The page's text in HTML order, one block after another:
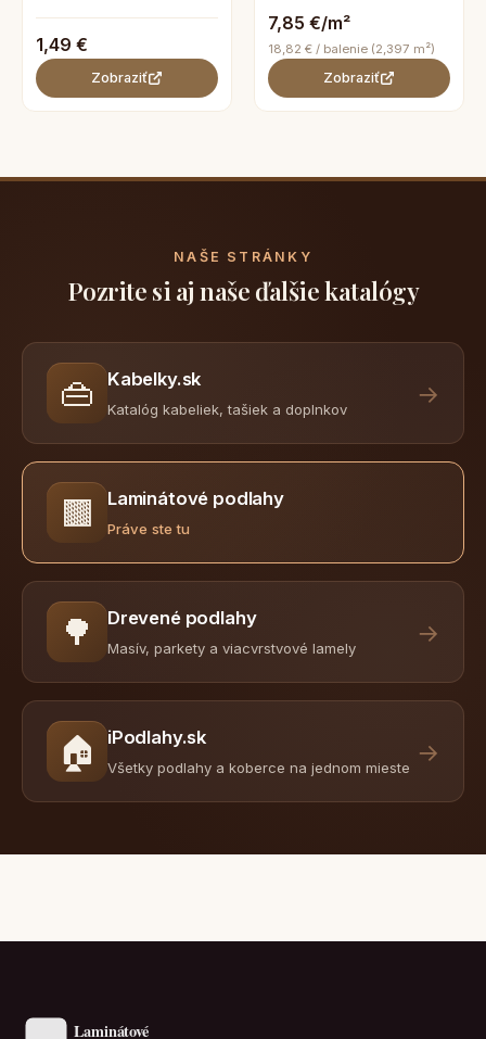
1,49 €
Zobraziť
7,85 €/m²
18,82 € / balenie (2,397 m²)
Zobraziť
NAŠE STRÁNKY
Pozrite si aj naše ďalšie katalógy
👜 Kabelky.sk
Katalóg kabeliek, tašiek a doplnkov
→
🟫 Laminátové podlahy
Práve ste tu
🌳 Drevené podlahy
Masív, parkety a viacvrstvové lamely
→
🏠 iPodlahy.sk
Všetky podlahy a koberce na jednom mieste
→